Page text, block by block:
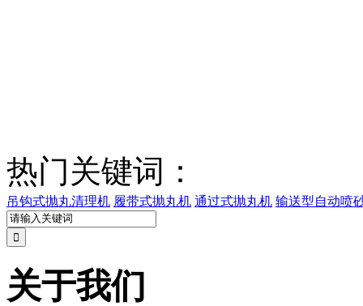
热门关键词：
吊钩式抛丸清理机 履带式抛丸机 通过式抛丸机 输送型自动喷
关于我们